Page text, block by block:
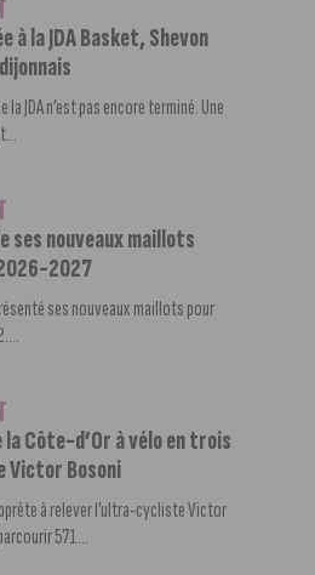
à la JDA Basket, Shevon
JDA n’est pas encore terminé. Une
ses nouveaux maillots
2027
ses nouveaux maillots pour
Côte-d’Or à vélo en trois
Victor Bosoni
à relever l’ultra-cycliste Victor
571...